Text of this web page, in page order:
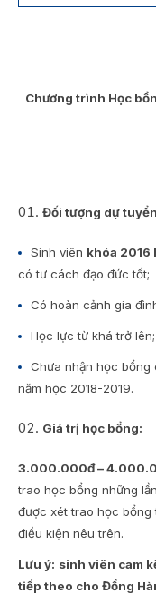
Chương trình Học
Đối tượng dự tuyển
Sinh viên khóa 2016
có tư cách đạo đức tốt;
Có hoàn cảnh gia
Học lực từ khá trở lên;
Chưa nhận học
năm học 2018-2019.
Giá trị học bổng:
3.000.000đ –
trao học bổng những
được xét trao học
điều kiện nêu trên.
Lưu ý: sinh viên cam
tiếp theo cho Đồng